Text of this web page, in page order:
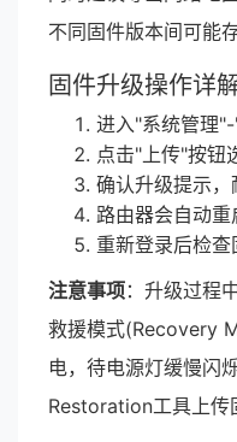
不同固件版本间可能
固件升级操作详
进入"系统管理
点击"上传"按钮
确认升级提示
路由器会自动
重新登录后检
注意事项：升级过程
救援模式(Recovery
电，待电源灯缓慢闪
Restoration工具上传